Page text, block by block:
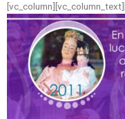
[vc_column][vc_column_text]